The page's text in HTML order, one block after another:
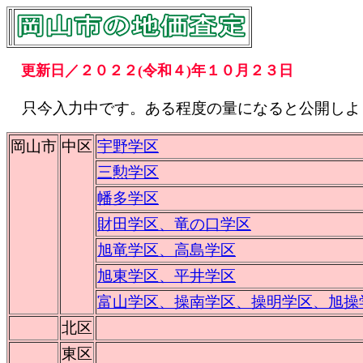
更新日／２０２２(令和４)年１０月２３日
只今入力中です。ある程度の量になると公開し
岡山市 中区 宇野学区
三勲学区
幡多学区
財田学区、竜の口学区
旭竜学区、高島学区
旭東学区、平井学区
富山学区、操南学区、操明学区、旭操
北区
東区